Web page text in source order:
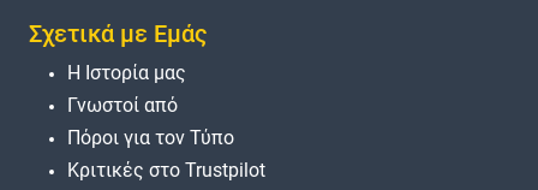
Σχετικά με Εμάς
Η Ιστορία μας
Γνωστοί από
Πόροι για τον Τύπο
Κριτικές στο Trustpilot